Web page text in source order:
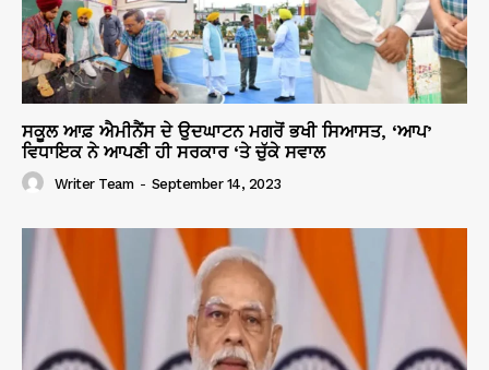
ਸਕੂਲ ਆਫ਼ ਐਮੀਨੈਂਸ ਦੇ ਉਦਘਾਟਨ ਮਗਰੋਂ ਭਖੀ ਸਿਆਸਤ, ‘ਆਪ’
ਵਿਧਾਇਕ ਨੇ ਆਪਣੀ ਹੀ ਸਰਕਾਰ ‘ਤੇ ਚੁੱਕੇ ਸਵਾਲ
Writer Team - September 14, 2023